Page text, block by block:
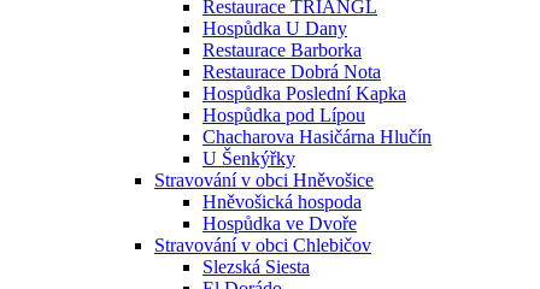
Restaurace TRIANGL
Hospůdka U Dany
Restaurace Barborka
Restaurace Dobrá Nota
Hospůdka Poslední Kapka
Hospůdka pod Lípou
Chacharova Hasičárna Hlučín
U Šenkýřky
Stravování v obci Hněvošice
Hněvošická hospoda
Hospůdka ve Dvoře
Stravování v obci Chlebičov
Slezská Siesta